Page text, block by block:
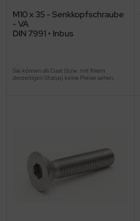
M10 x 35 - Senkkopfschraube
- VA
DIN 7991 • Inbus
Sie können als Gast (bzw. mit Ihrem
derzeitigen Status) keine Preise sehen.